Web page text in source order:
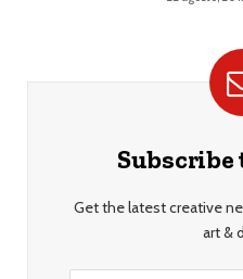
Subscribe
Get the latest creative
art &